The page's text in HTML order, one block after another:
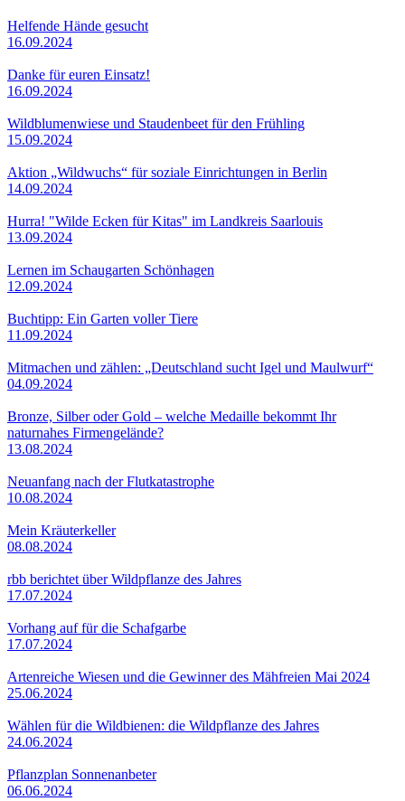
Helfende Hände gesucht
16.09.2024
Danke für euren Einsatz!
16.09.2024
Wildblumenwiese und Staudenbeet für den Frühling
15.09.2024
Aktion „Wildwuchs“ für soziale Einrichtungen in Berlin
14.09.2024
Hurra! "Wilde Ecken für Kitas" im Landkreis Saarlouis
13.09.2024
Lernen im Schaugarten Schönhagen
12.09.2024
Buchtipp: Ein Garten voller Tiere
11.09.2024
Mitmachen und zählen: „Deutschland sucht Igel und Maulwurf“
04.09.2024
Bronze, Silber oder Gold – welche Medaille bekommt Ihr
naturnahes Firmengelände?
13.08.2024
Neuanfang nach der Flutkatastrophe
10.08.2024
Mein Kräuterkeller
08.08.2024
rbb berichtet über Wildpflanze des Jahres
17.07.2024
Vorhang auf für die Schafgarbe
17.07.2024
Artenreiche Wiesen und die Gewinner des Mähfreien Mai 2024
25.06.2024
Wählen für die Wildbienen: die Wildpflanze des Jahres
24.06.2024
Pflanzplan Sonnenanbeter
06.06.2024